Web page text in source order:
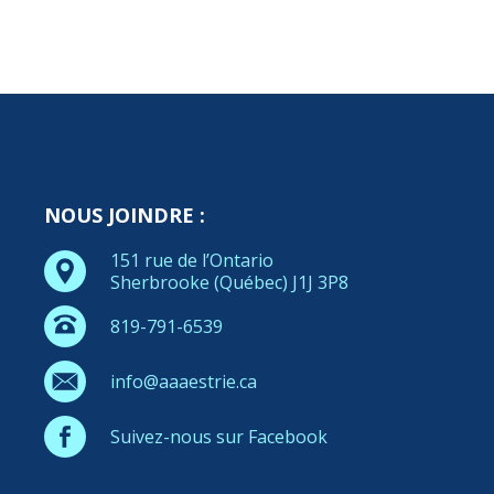
NOUS JOINDRE :
151 rue de l’Ontario
Sherbrooke (Québec) J1J 3P8
819-791-6539
info@aaaestrie.ca
Suivez-nous sur Facebook